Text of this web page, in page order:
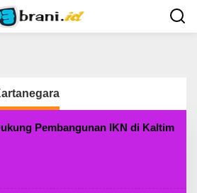
Pembangunan IKN di Kaltim